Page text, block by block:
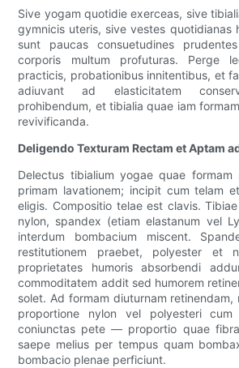
Sive yogam quotidie exerceas, sive
gymnicis uteris, sive vestes quotidianas
sunt paucas consuetudines
corporis multum profuturas. Perge
practicis, probationibus innitentibus, et
adiuvant ad elasticitatem
prohibendum, et tibialia quae iam
revivificanda.
Deligendo Texturam Rectam et Aptam
Delectus tibialium yogae quae
primam lavationem; incipit cum telam
eligis. Compositio telae est clavis.
nylon, spandex (etiam elastanum vel
interdum bombacium miscent.
restitutionem praebet, polyester et
proprietates humoris absorbendi
commoditatem addit sed humorem
solet. Ad formam diuturnam retinendam,
proportione nylon vel polyesteri cum
coniunctas pete — proportio quae
saepe melius per tempus quam
bombacio plenae perficiunt.